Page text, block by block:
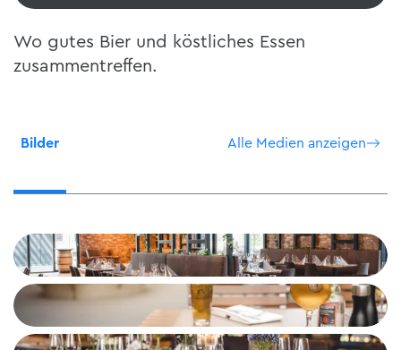
Wo gutes Bier und köstliches Essen
zusammentreffen.
Bilder Alle Medien anzeigen